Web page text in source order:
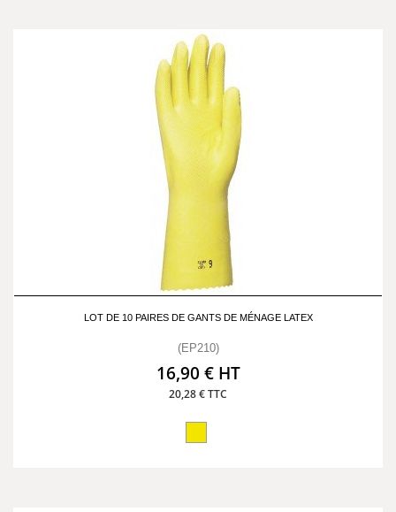
LOT DE 10 PAIRES DE GANTS DE MÉNAGE LATEX
(EP210)
16,90 € HT
20,28 € TTC